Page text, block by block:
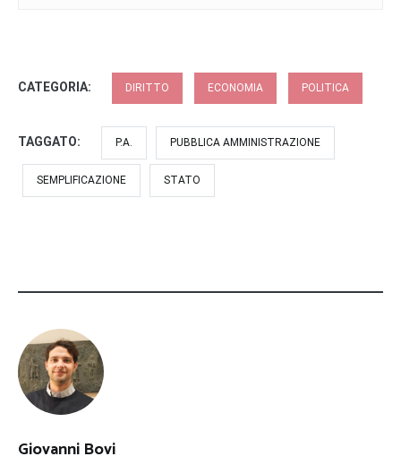
CATEGORIA: DIRITTO ECONOMIA POLITICA
TAGGATO: P.A. PUBBLICA AMMINISTRAZIONE
SEMPLIFICAZIONE STATO
Giovanni Bovi